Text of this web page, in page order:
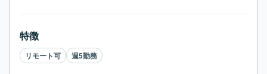
特徴
リモート可 週5勤務